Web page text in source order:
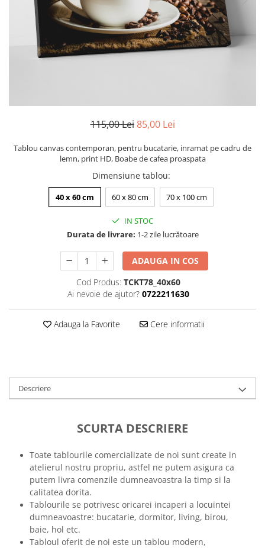
Zodia Fecioara
Zodia Gemeni
Zodia Leu
Zodia Pesti
Tricou personalizat cu imaginea
sau textul tau
Tricouri mamici
Tricouri tatici
Tricouri pescari
Tricouri gameri
Tricouri music is life
Tricouri sporturi de iarna
Tricouri ski
Tricouri cadou 20 ani
Tricouri cadou 30 ani
Tricouri cadou 50 ani
Tricouri motociclisti
Tricouri motociclisti
Tricouri enduro
Tricouri offroad
Tricouri biciclisti
Tricouri biciclisti
Tablouri PVC
Tablouri PVC copii
115,00 Lei 85,00 Lei
Tablou canvas contemporan, pentru bucatarie, inramat pe cadru de
lemn, print HD, Boabe de cafea proaspata
Dimensiune tablou:
40 x 60 cm 60 x 80 cm 70 x 100 cm
IN STOC
Durata de livrare: 1-2 zile lucrătoare
ADAUGA IN COS
Cod Produs: TCKT78_40x60
Ai nevoie de ajutor? 0722211630
Adauga la Favorite Cere informatii
Descriere
SCURTA DESCRIERE
Toate tablourile comercializate de noi sunt create in
atelierul nostru propriu, astfel ne putem asigura ca
putem livra comenzile dumneavoastra la timp si la
calitatea dorita.
Tablourile se potrivesc oricarei incaperi a locuintei
dumneavoastre: bucatarie, dormitor, living, birou,
baie, hol etc.
Tabloul oferit de noi este un tablou modern,